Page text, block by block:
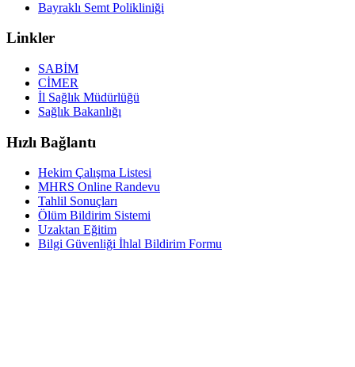
Bayraklı Semt Polikliniği
Linkler
SABİM
CİMER
İl Sağlık Müdürlüğü
Sağlık Bakanlığı
Hızlı Bağlantı
Hekim Çalışma Listesi
MHRS Online Randevu
Tahlil Sonuçları
Ölüm Bildirim Sistemi
Uzaktan Eğitim
Bilgi Güvenliği İhlal Bildirim Formu